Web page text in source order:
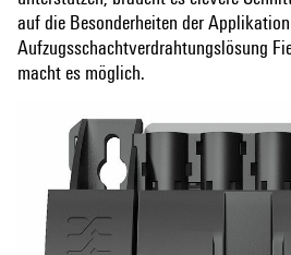
auf die Besonderheiten der
Aufzugsschachtverdrahtungslösung
macht es möglich.